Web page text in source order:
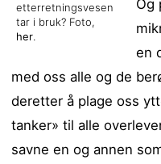
etterretningsvesen
tar i bruk? Foto,
her.
Og
en
med oss alle og de
deretter å plage oss
tanker» til alle
savne en og annen